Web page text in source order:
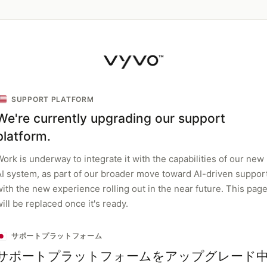
SUPPORT PLATFORM
currently upgrading our support
is underway to integrate it with the capabilities of our new
system, as part of our broader move toward AI-driven
the new experience rolling out in the near future. This page
be replaced once it's ready.
サポートプラットフォーム
ポートプラットフォームをアップグレード中